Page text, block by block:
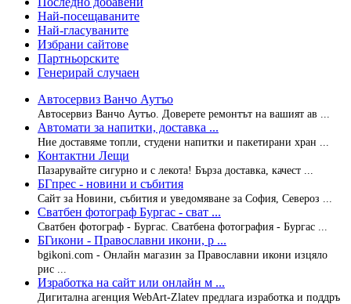
Най-посещаваните
Най-гласуваните
Избрани сайтове
Партньорските
Генерирай случаен
Автосервиз Ванчо Аутъо
Автосервиз Ванчо Аутъо. Доверете ремонтът на вашият ав ...
Автомати за напитки, доставка ...
Ние доставяме топли, студени напитки и пакетирани хран ...
Контактни Лещи
Пазарувайте сигурно и с лекота! Бърза доставка, качест ...
БГпрес - новини и събития
Сайт за Новини, събития и уведомяване за София, Североз ...
Сватбен фотограф Бургас - сват ...
Сватбен фотограф - Бургас. Сватбена фотография - Бургас ...
БГикони - Православни икони, р ...
bgikoni.com - Онлайн магазин за Православни икони изцяло
рис ...
Изработка на сайт или онлайн м ...
Дигитална агенция WebArt-Zlatev предлага изработка и поддръ